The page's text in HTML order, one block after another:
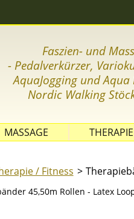
Faszien- und
- Pedalverkürzer,
AquaJogging und Aqua
Nordic Walking
MASSAGE
/ Fitness
45,50m Rollen - Latex